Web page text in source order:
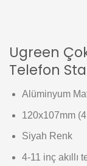
Ugreen
Telefon
Alüminyum
120x107mm
Siyah Renk
4-11 inç akıllı